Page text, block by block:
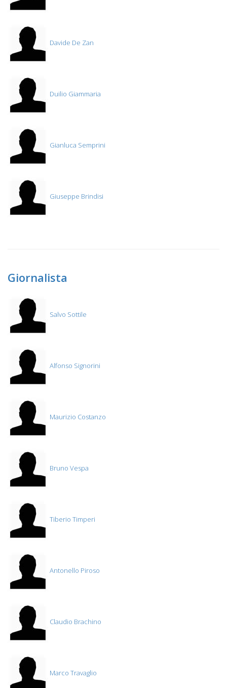
Davide De Zan
Duilio Giammaria
Gianluca Semprini
Giuseppe Brindisi
Giornalista
Salvo Sottile
Alfonso Signorini
Maurizio Costanzo
Bruno Vespa
Tiberio Timperi
Antonello Piroso
Claudio Brachino
Marco Travaglio